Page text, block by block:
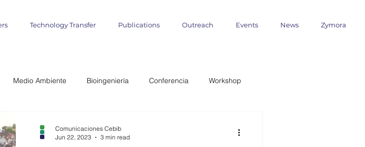
Technology Transfer Publications Outreach Events News Zymora
Medio Ambiente Bioingeniería Conferencia Workshop
Comunicaciones Cebib
Jun 22, 2023
3 min read